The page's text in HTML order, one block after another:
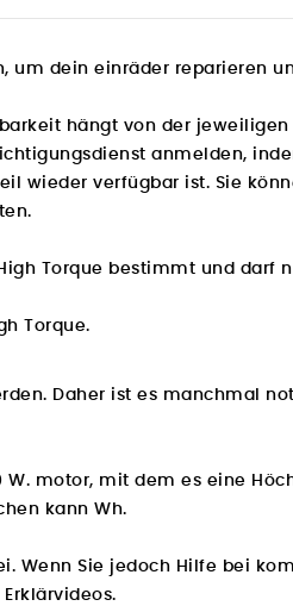
um dein einräder reparieren
hängt von der
anmelden,
wieder verfügbar ist. Sie
Torque bestimmt und darf
Torque.
Daher ist es manchmal
W. motor, mit dem es eine
kann Wh.
Wenn Sie jedoch Hilfe bei